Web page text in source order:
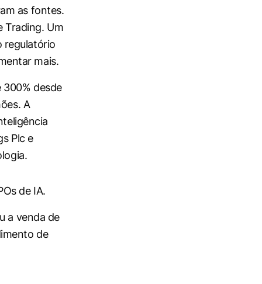
as fontes.
Trading. Um
regulatório
mais.
300% desde
A
Plc e
de IA.
a venda de
de